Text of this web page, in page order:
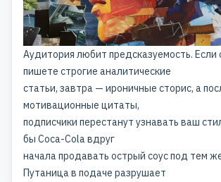
Аудитория любит предсказуемость. Если
пишете строгие аналитические
статьи, завтра — ироничные сторис, а
мотивационные цитаты,
подписчики перестанут узнавать ваш
бы Coca-Cola вдруг
начала продавать острый соус под тем
Путаница в подаче разрушает